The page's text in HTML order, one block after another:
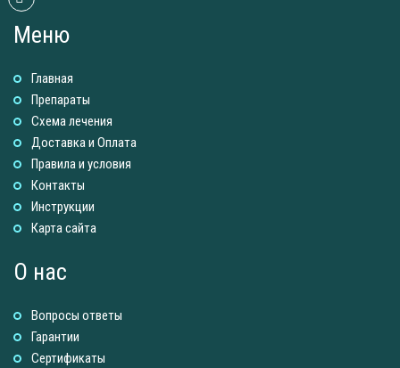
Меню
Главная
Препараты
Схема лечения
Доставка и Оплатa
Правила и условия
Контакты
Инструкции
Карта сайта
О нас
Вопросы ответы
Гарантии
Сертификаты